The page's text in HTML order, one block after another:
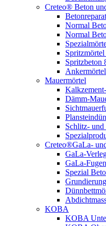
Creteo® Beton
Normal
Normal
Spritzbeton
Mauermörtel
Dämm-
Schlitz-
Creteo®GaLa-
GaLa-
GaLa-
Spezial
KOBA
KOBA